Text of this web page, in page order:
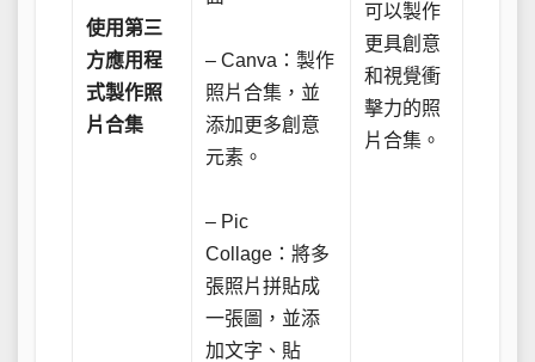
使用第三
方應用程
式製作照
片合集
– Canva：製作
照片合集，並
添加更多創意
元素。
– Pic
Collage：將多
張照片拼貼成
一張圖，並添
加文字、貼
可以製作
更具創意
和視覺衝
擊力的照
片合集。